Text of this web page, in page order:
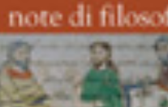
AGGIUNGI AL CARRELLO